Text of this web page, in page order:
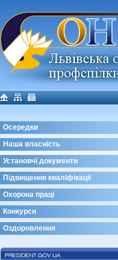
Осередки
Наша власність
Установчі документи
Підвищення кваліфікації
Охорона праці
Конкурси
Оздоровлення